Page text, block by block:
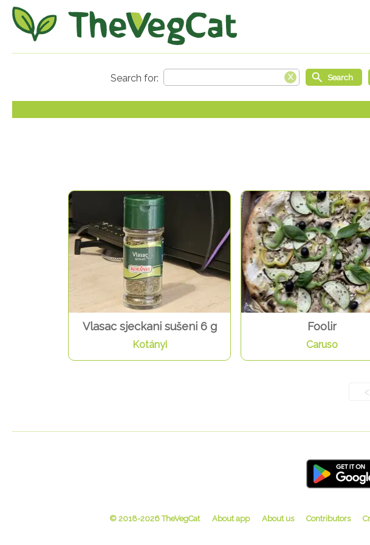
Vlasac sjeckani sušeni 6 g
Kotányi
Foolir
Caruso
<
© 2018-2026 TheVegCat